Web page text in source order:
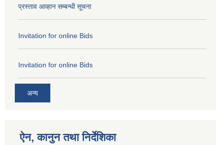
प्रस्ताव आव्हान सम्बन्धी सूचना
Invitation for online Bids
Invitation for online Bids
अन्य
ऐन, कानुन तथा निर्देशिका